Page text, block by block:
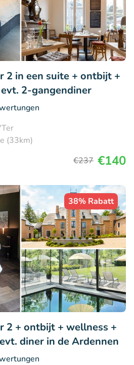
2 in een suite + ontbijt +
2-gangendiner
(33km)
€237 €140
38% Rabatt
2 + ontbijt + wellness +
diner in de Ardennen